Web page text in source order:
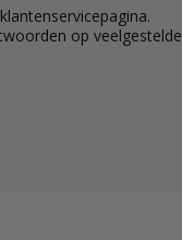
op veelgestelde